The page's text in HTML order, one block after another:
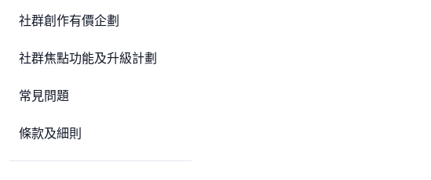
社群創作有價企劃
社群焦點功能及升級計劃
常見問題
條款及細則